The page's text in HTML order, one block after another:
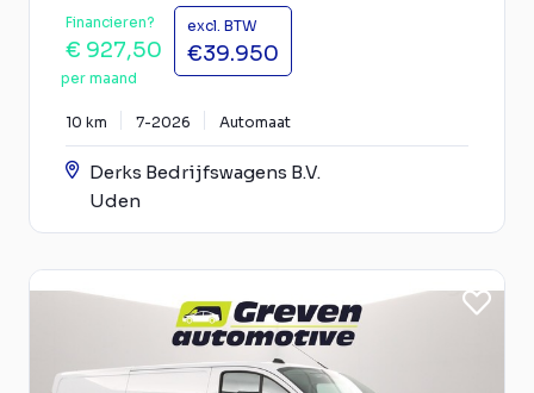
Financieren?
€ 927,50
per maand
excl. BTW
€39.950
10 km 7-2026 Automaat
Derks Bedrijfswagens B.V.
Uden